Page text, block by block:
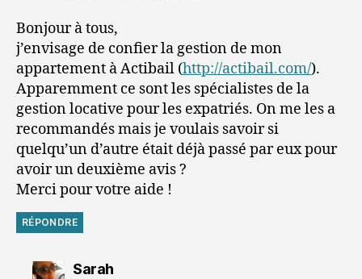
Bonjour à tous,
j’envisage de confier la gestion de mon
appartement à Actibail (http://actibail.com/).
Apparemment ce sont les spécialistes de la
gestion locative pour les expatriés. On me les a
recommandés mais je voulais savoir si
quelqu’un d’autre était déjà passé par eux pour
avoir un deuxième avis ?
Merci pour votre aide !
RÉPONDRE
Sarahdit :